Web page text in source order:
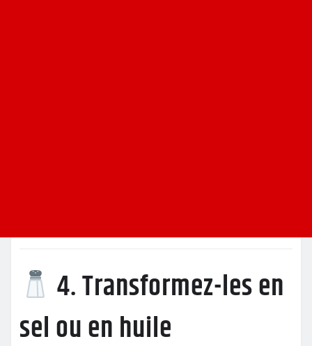
4. Transformez-les en
sel ou en huile